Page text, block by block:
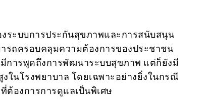
งระบบการประกันสุขภาพและการสนับสนุน
รถครอบคลุมความต้องการของประชาชน
การพูดถึงการพัฒนาระบบสุขภาพ แต่ก็ยังมี
ในโรงพยาบาล โดยเฉพาะอย่างยิ่งในกรณี
ต้องการการดูแลเป็นพิเศษ